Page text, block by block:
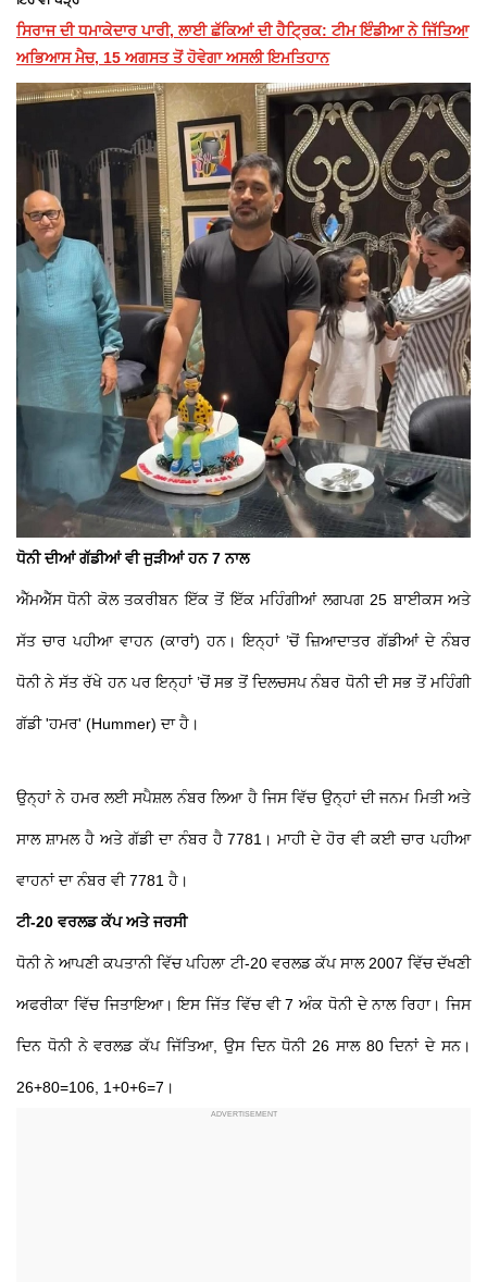
ਸਿਰਾਜ ਦੀ ਧਮਾਕੇਦਾਰ ਪਾਰੀ, ਲਾਈ ਛੱਕਿਆਂ ਦੀ ਹੈਟ੍ਰਿਕ: ਟੀਮ ਇੰਡੀਆ ਨੇ ਜਿੱਤਿਆ
ਅਭਿਆਸ ਮੈਚ, 15 ਅਗਸਤ ਤੋਂ ਹੋਵੇਗਾ ਅਸਲੀ ਇਮਤਿਹਾਨ
ਧੋਨੀ ਦੀਆਂ ਗੱਡੀਆਂ ਵੀ ਜੁੜੀਆਂ ਹਨ 7 ਨਾਲ
ਐੱਮਐੱਸ ਧੋਨੀ ਕੋਲ ਤਕਰੀਬਨ ਇੱਕ ਤੋਂ ਇੱਕ ਮਹਿੰਗੀਆਂ ਲਗਪਗ 25 ਬਾਈਕਸ ਅਤੇ
ਸੱਤ ਚਾਰ ਪਹੀਆ ਵਾਹਨ (ਕਾਰਾਂ) ਹਨ। ਇਨ੍ਹਾਂ ’ਚੋਂ ਜ਼ਿਆਦਾਤਰ ਗੱਡੀਆਂ ਦੇ ਨੰਬਰ
ਧੋਨੀ ਨੇ ਸੱਤ ਰੱਖੇ ਹਨ ਪਰ ਇਨ੍ਹਾਂ ’ਚੋਂ ਸਭ ਤੋਂ ਦਿਲਚਸਪ ਨੰਬਰ ਧੋਨੀ ਦੀ ਸਭ ਤੋਂ ਮਹਿੰਗੀ
ਗੱਡੀ 'ਹਮਰ' (Hummer) ਦਾ ਹੈ।
ਉਨ੍ਹਾਂ ਨੇ ਹਮਰ ਲਈ ਸਪੈਸ਼ਲ ਨੰਬਰ ਲਿਆ ਹੈ ਜਿਸ ਵਿੱਚ ਉਨ੍ਹਾਂ ਦੀ ਜਨਮ ਮਿਤੀ ਅਤੇ
ਸਾਲ ਸ਼ਾਮਲ ਹੈ ਅਤੇ ਗੱਡੀ ਦਾ ਨੰਬਰ ਹੈ 7781। ਮਾਹੀ ਦੇ ਹੋਰ ਵੀ ਕਈ ਚਾਰ ਪਹੀਆ
ਵਾਹਨਾਂ ਦਾ ਨੰਬਰ ਵੀ 7781 ਹੈ।
ਟੀ-20 ਵਰਲਡ ਕੱਪ ਅਤੇ ਜਰਸੀ
ਧੋਨੀ ਨੇ ਆਪਣੀ ਕਪਤਾਨੀ ਵਿੱਚ ਪਹਿਲਾ ਟੀ-20 ਵਰਲਡ ਕੱਪ ਸਾਲ 2007 ਵਿੱਚ ਦੱਖਣੀ
ਅਫਰੀਕਾ ਵਿੱਚ ਜਿਤਾਇਆ। ਇਸ ਜਿੱਤ ਵਿੱਚ ਵੀ 7 ਅੰਕ ਧੋਨੀ ਦੇ ਨਾਲ ਰਿਹਾ। ਜਿਸ
ਦਿਨ ਧੋਨੀ ਨੇ ਵਰਲਡ ਕੱਪ ਜਿੱਤਿਆ, ਉਸ ਦਿਨ ਧੋਨੀ 26 ਸਾਲ 80 ਦਿਨਾਂ ਦੇ ਸਨ।
26+80=106, 1+0+6=7।